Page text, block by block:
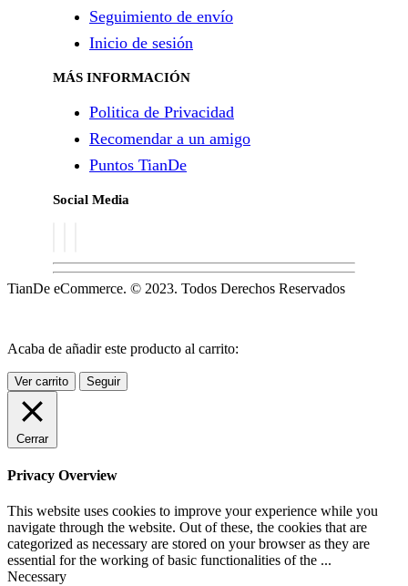
Seguimiento de envío
Inicio de sesión
MÁS INFORMACIÓN
Politica de Privacidad
Recomendar a un amigo
Puntos TianDe
Social Media
TianDe eCommerce. © 2023. Todos Derechos Reservados
Acaba de añadir este producto al carrito:
Ver carrito Seguir
Cerrar
Privacy Overview
This website uses cookies to improve your experience while you
navigate through the website. Out of these, the cookies that are
categorized as necessary are stored on your browser as they are
essential for the working of basic functionalities of the ...
Necessary